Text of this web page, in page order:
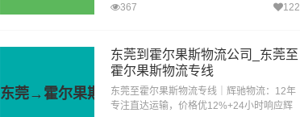
情况下大约耗时1.7小时到达目的地。在物流
367 122
东莞→霍尔果斯
东莞到霍尔果斯物流公司_东莞至
霍尔果斯物流专线
东莞至霍尔果斯物流专线｜辉驰物流：12年
专注直达运输，价格优12%+24小时响应辉